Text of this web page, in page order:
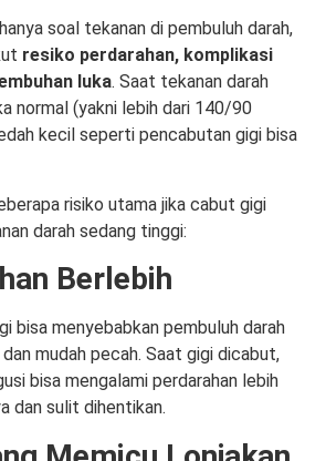
soal tekanan di pembuluh darah,
resiko perdarahan, komplikasi
luka. Saat tekanan darah
normal (yakni lebih dari 140/90
kecil seperti pencabutan gigi bisa
risiko utama jika cabut gigi
darah sedang tinggi:
Berlebih
bisa menyebabkan pembuluh darah
mudah pecah. Saat gigi dicabut,
bisa mengalami perdarahan lebih
dan sulit dihentikan.